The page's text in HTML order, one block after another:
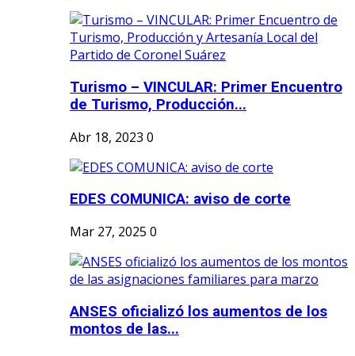
Turismo – VINCULAR: Primer Encuentro
de Turismo, Producción...
Abr 18, 2023 0
EDES COMUNICA: aviso de corte
Mar 27, 2025 0
ANSES oficializó los aumentos de los
montos de las...